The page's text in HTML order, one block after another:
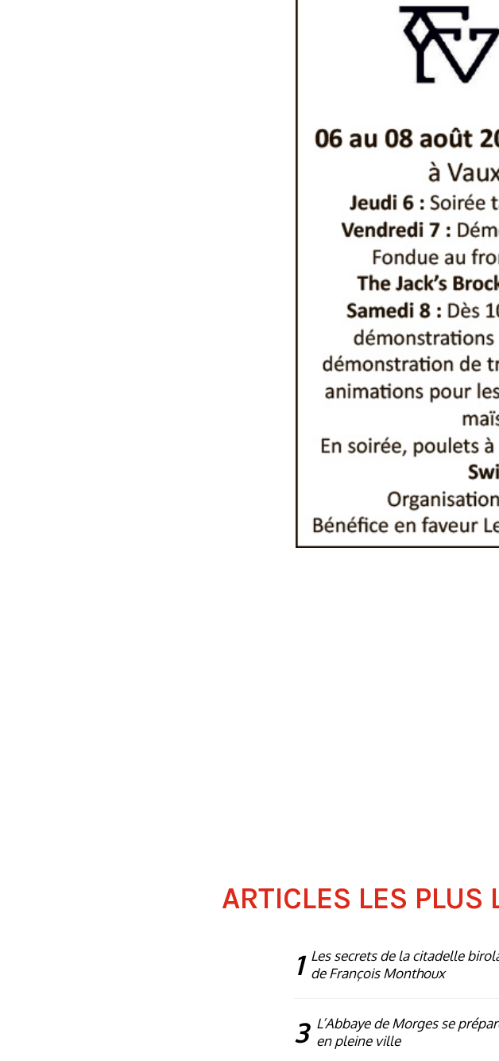
ARTICLES LES PLUS
1 Les secrets de la citadelle
de François Monthoux
3 L’Abbaye de Morges se
en pleine ville